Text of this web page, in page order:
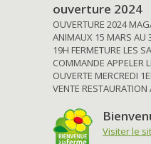
ouverture 2024
OUVERTURE 2024
ANIMAUX 15 MARS AU
19H FERMETURE LES
COMMANDE APPELER
OUVERTE MERCREDI
VENTE
Visiter le